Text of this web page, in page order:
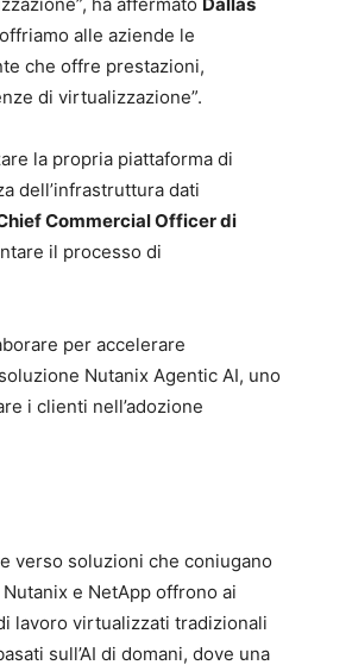
alle aziende le
che offre prestazioni,
di virtualizzazione”.
la propria piattaforma di
dell’infrastruttura dati
Commercial Officer di
il processo di
per accelerare
Nutanix Agentic AI, uno
i clienti nell’adozione
verso soluzioni che coniugano
e NetApp offrono ai
lavoro virtualizzati tradizionali
sull’AI di domani, dove una